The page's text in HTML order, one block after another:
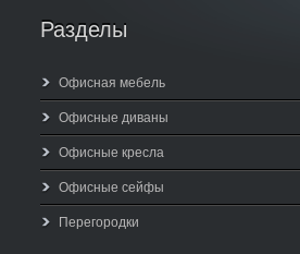
Разделы
Офисная мебель
Офисные диваны
Офисные кресла
Офисные сейфы
Перегородки